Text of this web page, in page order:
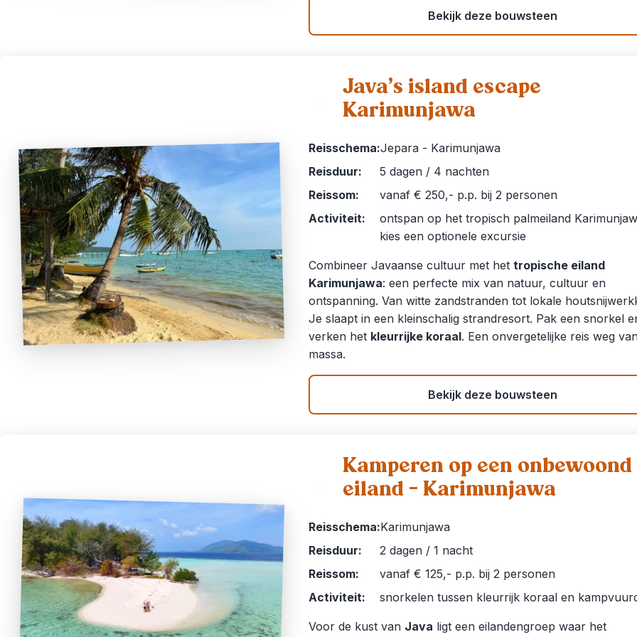
Bekijk deze bouwsteen
Java’s island escape
Karimunjawa
Reisschema:Jepara - Karimunjawa
Reisduur:
5 dagen / 4 nachten
Reissom:
vanaf € 250,- p.p. bij 2 personen
Activiteit:
ontspan op het tropisch palmeiland
kies een optionele excursie
Combineer Javaanse cultuur met het tropische eiland
Karimunjawa: een perfecte mix van natuur, cultuur en
ontspanning. Van witte zandstranden tot lokale
Je slaapt in een kleinschalig strandresort. Pak een snorkel
verken het kleurrijke koraal. Een onvergetelijke reis weg
massa.
Bekijk deze bouwsteen
Kamperen op een onbewoond
eiland – Karimunjawa
Reisschema:Karimunjawa
Reisduur:
2 dagen / 1 nacht
Reissom:
vanaf € 125,- p.p. bij 2 personen
Activiteit:
snorkelen tussen kleurrijk koraal en
Voor de kust van Java ligt een eilandengroep waar het